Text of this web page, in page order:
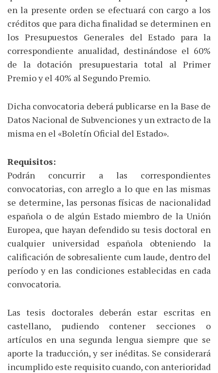
en la presente orden se efectuará con cargo a los
créditos que para dicha finalidad se determinen en
los Presupuestos Generales del Estado para la
correspondiente anualidad, destinándose el 60%
de la dotación presupuestaria total al Primer
Premio y el 40% al Segundo Premio.
Dicha convocatoria deberá publicarse en la Base de
Datos Nacional de Subvenciones y un extracto de la
misma en el «Boletín Oficial del Estado».
Requisitos:
Podrán concurrir a las correspondientes
convocatorias, con arreglo a lo que en las mismas
se determine, las personas físicas de nacionalidad
española o de algún Estado miembro de la Unión
Europea, que hayan defendido su tesis doctoral en
cualquier universidad española obteniendo la
calificación de sobresaliente cum laude, dentro del
período y en las condiciones establecidas en cada
convocatoria.
Las tesis doctorales deberán estar escritas en
castellano, pudiendo contener secciones o
artículos en una segunda lengua siempre que se
aporte la traducción, y ser inéditas. Se considerará
incumplido este requisito cuando, con anterioridad